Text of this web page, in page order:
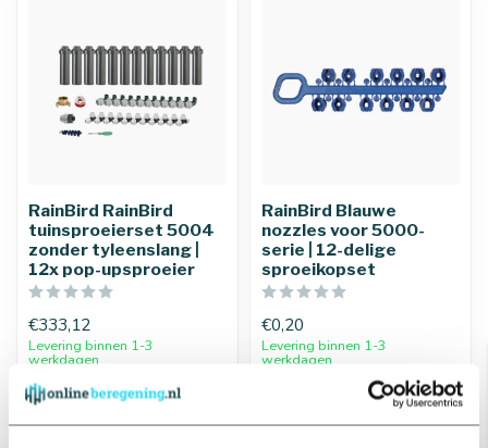
RainBird RainBird
tuinsproeierset 5004
zonder tyleenslang |
12x pop-upsproeier
€333,12
Levering binnen 1-3
werkdagen
RainBird Blauwe
nozzles voor 5000-
serie | 12-delige
sproeikopset
€0,20
Levering binnen 1-3
werkdagen